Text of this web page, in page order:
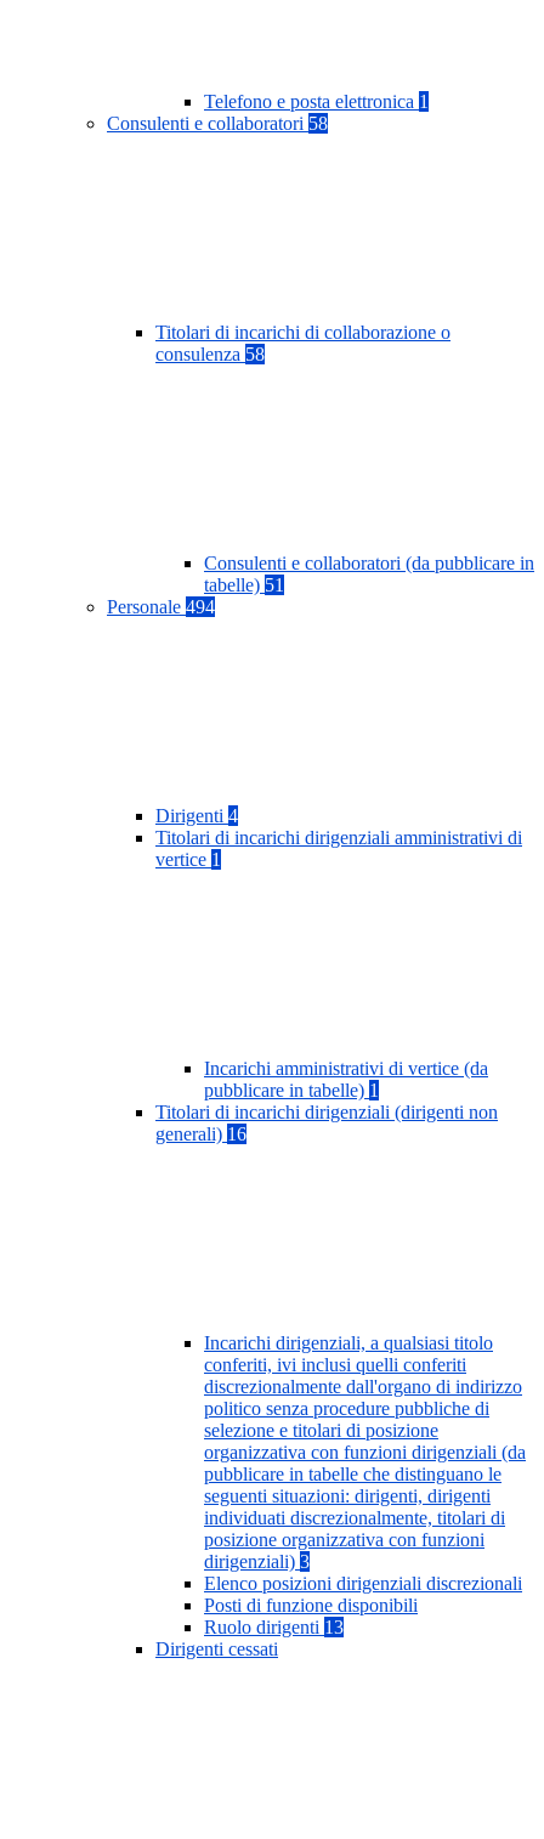
Telefono e posta elettronica 1
Consulenti e collaboratori 58
Titolari di incarichi di collaborazione o
consulenza 58
Consulenti e collaboratori (da pubblicare in
tabelle) 51
Personale 494
Dirigenti 4
Titolari di incarichi dirigenziali amministrativi di
vertice 1
Incarichi amministrativi di vertice (da
pubblicare in tabelle) 1
Titolari di incarichi dirigenziali (dirigenti non
generali) 16
Incarichi dirigenziali, a qualsiasi titolo
conferiti, ivi inclusi quelli conferiti
discrezionalmente dall'organo di indirizzo
politico senza procedure pubbliche di
selezione e titolari di posizione
organizzativa con funzioni dirigenziali (da
pubblicare in tabelle che distinguano le
seguenti situazioni: dirigenti, dirigenti
individuati discrezionalmente, titolari di
posizione organizzativa con funzioni
dirigenziali) 3
Elenco posizioni dirigenziali discrezionali
Posti di funzione disponibili
Ruolo dirigenti 13
Dirigenti cessati